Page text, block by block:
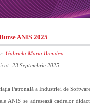
ANIS 2025
Gabriela Maria Brendea
23 Septembrie 2025
Patronală a Industriei de
ANIS se adresează cadrelor